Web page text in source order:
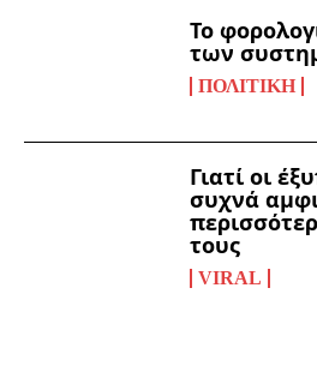
Το
των
ΠΟΛΙΤΙΚΉ
Γιατί οι
συχνά
τους
VIRAL